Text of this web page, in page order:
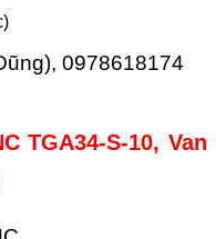
0978618174
TGA34-S-10, Van